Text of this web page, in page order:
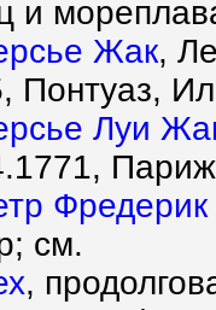
и
Жак,
Понтуаз,
Луи
Фредерик
см.
,